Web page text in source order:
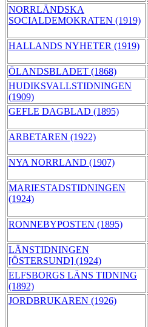
NORRLÄNDSKA
SOCIALDEMOKRATEN (1919)
HALLANDS NYHETER (1919)
ÖLANDSBLADET (1868)
HUDIKSVALLSTIDNINGEN
(1909)
GEFLE DAGBLAD (1895)
ARBETAREN (1922)
NYA NORRLAND (1907)
MARIESTADSTIDNINGEN
(1924)
RONNEBYPOSTEN (1895)
LÄNSTIDNINGEN
[ÖSTERSUND] (1924)
ELFSBORGS LÄNS TIDNING
(1892)
JORDBRUKAREN (1926)